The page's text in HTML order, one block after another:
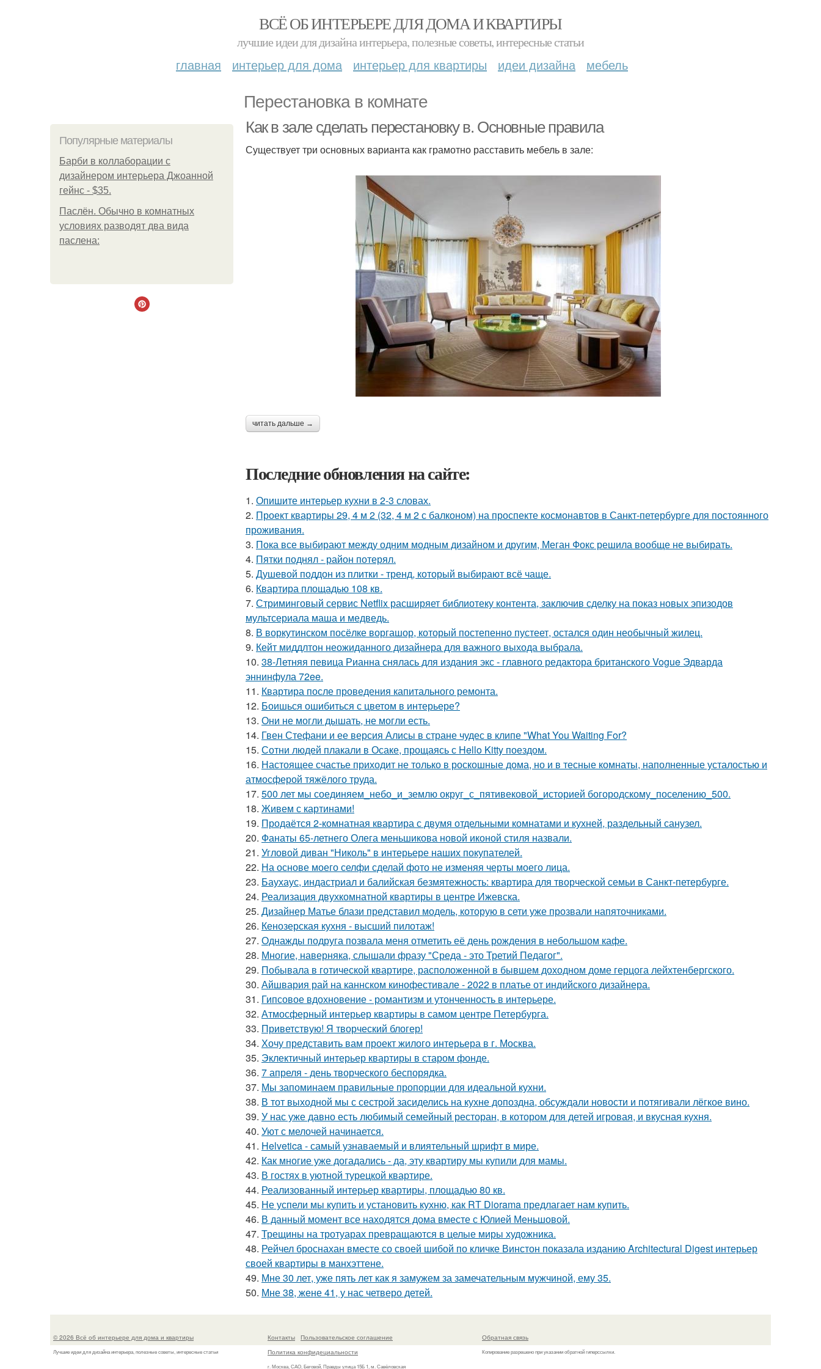
ВСЁ ОБ ИНТЕРЬЕРЕ ДЛЯ ДОМА И КВАРТИРЫ
лучшие идеи для дизайна интерьера, полезные советы, интересные статьи
главная интерьер для дома интерьер для квартиры идеи дизайна мебель
Перестановка в комнате
Популярные материалы
Барби в коллаборации с
дизайнером интерьера Джоанной
гейнс - $35.
Паслён. Обычно в комнатных
условиях разводят два вида
паслена:
Как в зале сделать перестановку в. Основные правила
Существует три основных варианта как грамотно расставить мебель в зале:
читать дальше →
Последние обновления на сайте:
1. Опишите интерьер кухни в 2-3 словах.
2. Проект квартиры 29, 4 м 2 (32, 4 м 2 с балконом) на проспекте космонавтов в Санкт-петербурге для постоянного
проживания.
3. Пока все выбирают между одним модным дизайном и другим, Меган Фокс решила вообще не выбирать.
4. Пятки поднял - район потерял.
5. Душевой поддон из плитки - тренд, который выбирают всё чаще.
6. Квартира площадью 108 кв.
7. Стриминговый сервис Netflix расширяет библиотеку контента, заключив сделку на показ новых эпизодов
мультсериала маша и медведь.
8. В воркутинском посёлке воргашор, который постепенно пустеет, остался один необычный жилец.
9. Кейт миддлтон неожиданного дизайнера для важного выхода выбрала.
10. 38-Летняя певица Рианна снялась для издания экс - главного редактора британского Vogue Эдварда
эннинфула 72ee.
11. Квартира после проведения капитального ремонта.
12. Боишься ошибиться с цветом в интерьере?
13. Они не могли дышать, не могли есть.
14. Гвен Стефани и ее версия Алисы в стране чудес в клипе "What You Waiting For?
15. Сотни людей плакали в Осаке, прощаясь с Hello Kitty поездом.
16. Настоящее счастье приходит не только в роскошные дома, но и в тесные комнаты, наполненные усталостью и
атмосферой тяжёлого труда.
17. 500 лет мы соединяем_небо_и_землю округ_с_пятивековой_историей богородскому_поселению_500.
18. Живем с картинами!
19. Продаётся 2-комнатная квартира с двумя отдельными комнатами и кухней, раздельный санузел.
20. Фанаты 65-летнего Олега меньшикова новой иконой стиля назвали.
21. Угловой диван "Николь" в интерьере наших покупателей.
22. На основе моего селфи сделай фото не изменяя черты моего лица.
23. Баухаус, индастриал и балийская безмятежность: квартира для творческой семьи в Санкт-петербурге.
24. Реализация двухкомнатной квартиры в центре Ижевска.
25. Дизайнер Матье блази представил модель, которую в сети уже прозвали напяточниками.
26. Кенозерская кухня - высший пилотаж!
27. Однажды подруга позвала меня отметить её день рождения в небольшом кафе.
28. Многие, наверняка, слышали фразу "Среда - это Третий Педагог".
29. Побывала в готической квартире, расположенной в бывшем доходном доме герцога лейхтенбергского.
30. Айшвария рай на каннском кинофестивале - 2022 в платье от индийского дизайнера.
31. Гипсовое вдохновение - романтизм и утонченность в интерьере.
32. Атмосферный интерьер квартиры в самом центре Петербурга.
33. Приветствую! Я творческий блогер!
34. Хочу представить вам проект жилого интерьера в г. Москва.
35. Эклектичный интерьер квартиры в старом фонде.
36. 7 апреля - день творческого беспорядка.
37. Мы запоминаем правильные пропорции для идеальной кухни.
38. В тот выходной мы с сестрой засиделись на кухне допоздна, обсуждали новости и потягивали лёгкое вино.
39. У нас уже давно есть любимый семейный ресторан, в котором для детей игровая, и вкусная кухня.
40. Уют с мелочей начинается.
41. Helvetica - самый узнаваемый и влиятельный шрифт в мире.
42. Как многие уже догадались - да, эту квартиру мы купили для мамы.
43. В гостях в уютной турецкой квартире.
44. Реализованный интерьер квартиры, площадью 80 кв.
45. Не успели мы купить и установить кухню, как RT Diorama предлагает нам купить.
46. В данный момент все находятся дома вместе с Юлией Меньшовой.
47. Трещины на тротуарах превращаются в целые миры художника.
48. Рейчел броснахан вместе со своей шибой по кличке Винстон показала изданию Architectural Digest интерьер
своей квартиры в манхэттене.
49. Мне 30 лет, уже пять лет как я замужем за замечательным мужчиной, ему 35.
50. Мне 38, жене 41, у нас четверо детей.
© 2026 Всё об интерьере для дома и квартиры
Лучшие идеи для дизайна интерьера, полезные советы, интересные статьи
Контакты
Пользовательское соглашение
Политика конфидециальности
г. Москва, САО, Беговой, Правды улица 15Б 1, м. Савёловская
Обратная связь
Копирование разрешено при указании обратной гиперссылки.